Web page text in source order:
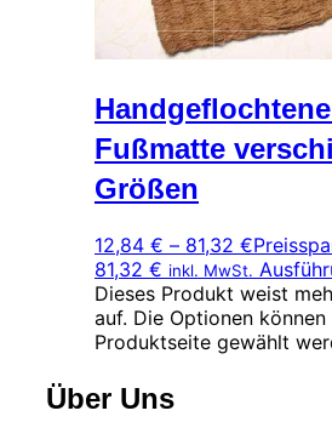
Fußmatte
Größen
12,84 € – 81,32 €
81,32 € inkl. MwSt.
Dieses Produkt weist
auf. Die Optionen
Produktseite gewählt
Über Uns